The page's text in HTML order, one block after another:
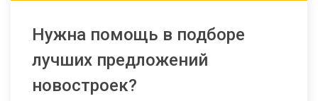
Нужна помощь в подборе
лучших предложений
новостроек?